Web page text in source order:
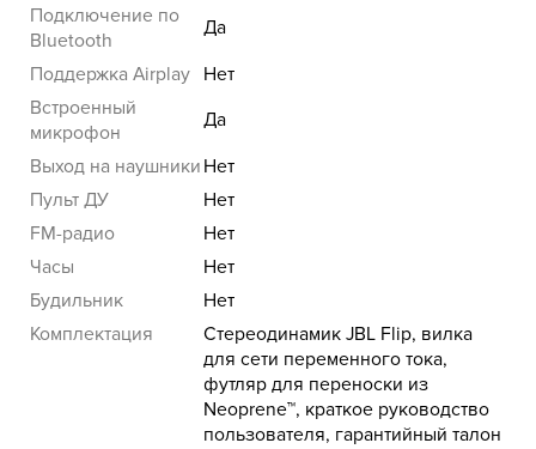
Подключение по
Bluetooth
Да
Поддержка Airplay Нет
Встроенный
микрофон
Да
Выход на наушники Нет
Пульт ДУ
Нет
FM-радио
Нет
Часы
Нет
Будильник
Нет
Комплектация
Стереодинамик JBL Flip, вилка
для сети переменного тока,
футляр для переноски из
Neoprene™, краткое руководство
пользователя, гарантийный талон